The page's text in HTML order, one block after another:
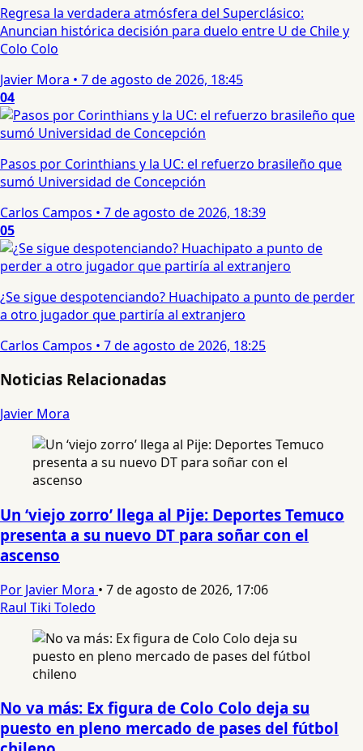
Regresa la verdadera atmósfera del Superclásico:
Anuncian histórica decisión para duelo entre U de Chile y
Colo Colo
Javier Mora • 7 de agosto de 2026, 18:45
04
Pasos por Corinthians y la UC: el refuerzo brasileño que
sumó Universidad de Concepción
Carlos Campos • 7 de agosto de 2026, 18:39
05
¿Se sigue despotenciando? Huachipato a punto de perder
a otro jugador que partiría al extranjero
Carlos Campos • 7 de agosto de 2026, 18:25
Noticias Relacionadas
Javier Mora
Un ‘viejo zorro’ llega al Pije: Deportes Temuco
presenta a su nuevo DT para soñar con el
ascenso
Por Javier Mora • 7 de agosto de 2026, 17:06
Raul Tiki Toledo
No va más: Ex figura de Colo Colo deja su
puesto en pleno mercado de pases del fútbol